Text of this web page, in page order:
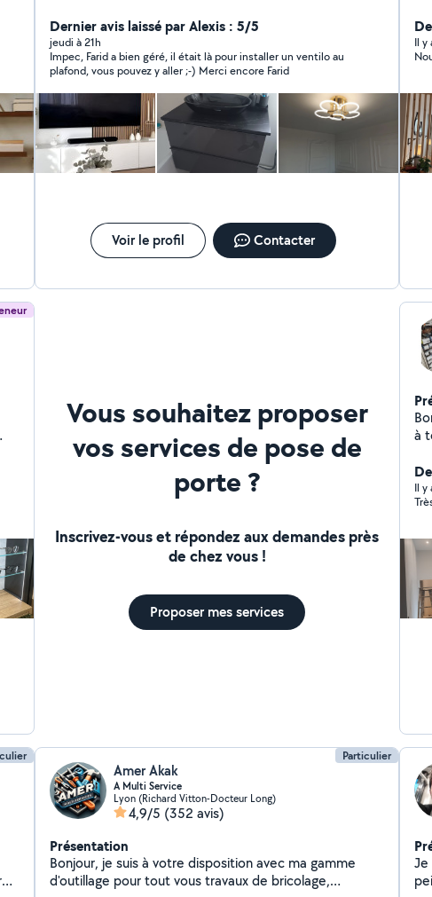
fixation du télé peinture n'hésitez pas de me contacter
Dernier avis laissé par Alexis : 5/5
jeudi à 21h
Impec, Farid a bien géré, il était là pour installer un ventilo au
plafond, vous pouvez y aller ;-) Merci encore Farid
Voir le profil Contacter
Il y
Vous souhaitez proposer
vos services de pose de
porte ?
Inscrivez-vous et répondez aux demandes près
de chez vous !
Proposer mes services
à
Il y
Particulier
Amer Akak
A Multi Service
Lyon (Richard Vitton-Docteur Long)
4,9/5 (352 avis)
Présentation
Bonjour, je suis à votre disposition avec ma gamme
d'outillage pour tout vous travaux de bricolage,
Je